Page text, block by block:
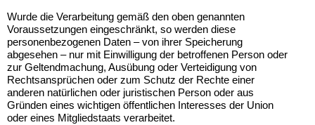
Wurde die Verarbeitung gemäß den oben genannten
Voraussetzungen eingeschränkt, so werden diese
personenbezogenen Daten – von ihrer Speicherung
abgesehen – nur mit Einwilligung der betroffenen Person oder
zur Geltendmachung, Ausübung oder Verteidigung von
Rechtsansprüchen oder zum Schutz der Rechte einer
anderen natürlichen oder juristischen Person oder aus
Gründen eines wichtigen öffentlichen Interesses der Union
oder eines Mitgliedstaats verarbeitet.